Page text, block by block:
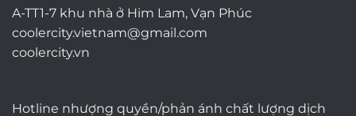
A-TT1-7 khu nhà ở Him Lam, Vạn Phúc
coolercity.vietnam@gmail.com
coolercity.vn
Hotline nhượng quyền/phản ánh chất lượng dịch